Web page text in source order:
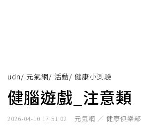
udn/ 元氣網/ 活動/ 健康小測驗
健腦遊戲_注意類
2026-04-10 17:51:02 元氣網 ／ 健康俱樂部